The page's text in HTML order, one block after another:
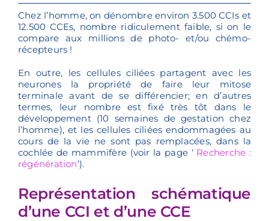
Chez l’homme, on dénombre environ 3.500 CCIs et
12.500 CCEs, nombre ridiculement faible, si on le
compare aux millions de photo- et/ou chémo-
récepteurs !
En outre, les cellules ciliées partagent avec les
neurones la propriété de faire leur mitose
terminale avant de se différencier; en d’autres
termes, leur nombre est fixé très tôt dans le
développement (10 semaines de gestation chez
l’homme), et les cellules ciliées endommagées au
cours de la vie ne sont pas remplacées, dans la
cochlée de mammifère (voir la page ‘ Recherche :
régénération‘).
Représentation schématique
d’une CCI et d’une CCE